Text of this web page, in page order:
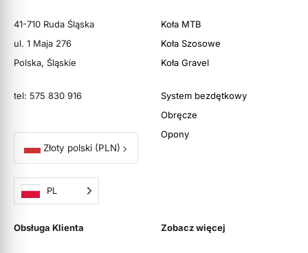
41-710 Ruda Śląska
ul. 1 Maja 276
Polska, Śląskie
tel: 575 830 916
Złoty polski (PLN)
PL
Koła MTB
Koła Szosowe
Koła Gravel
System bezdętkowy
Obręcze
Opony
Obsługa Klienta Zobacz więcej